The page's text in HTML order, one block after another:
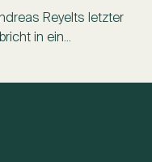
Reyelts letzter
in ein...